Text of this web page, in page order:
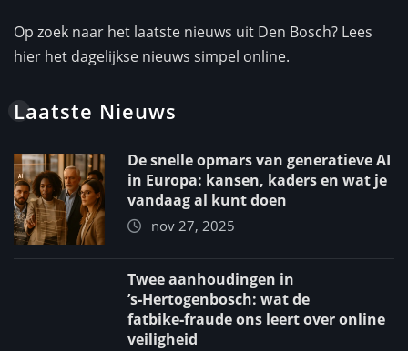
Op zoek naar het laatste nieuws uit Den Bosch? Lees
hier het dagelijkse nieuws simpel online.
Laatste Nieuws
De snelle opmars van generatieve AI
in Europa: kansen, kaders en wat je
vandaag al kunt doen
nov 27, 2025
Twee aanhoudingen in
’s‑Hertogenbosch: wat de
fatbike‑fraude ons leert over online
veiligheid